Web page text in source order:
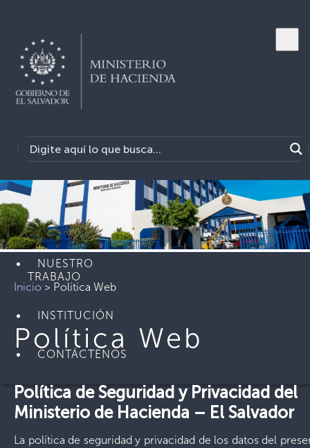
INICIO
SERVICIOS
NUESTRO
TRABAJO
INSTITUCIÓN
CONTÁCTENOS
Previous
Next
Inicio > Política Web
Política Web
Política de Seguridad y Privacidad del
Ministerio de Hacienda – El Salvador
La política de seguridad y privacidad de los datos del